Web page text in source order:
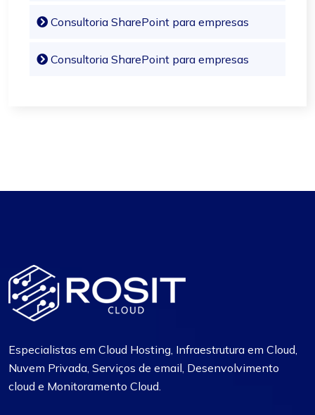
Consultoria SharePoint para empresas
Consultoria SharePoint para empresas
Especialistas em Cloud Hosting, Infraestrutura em Cloud,
Nuvem Privada, Serviços de email, Desenvolvimento
cloud e Monitoramento Cloud.